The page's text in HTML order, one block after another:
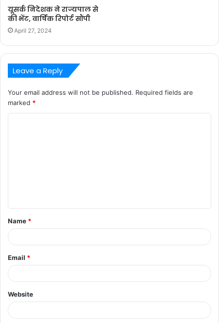
यूसर्क निदेशक ने राज्यपाल से
की भेंट, वार्षिक रिपोर्ट सौंपी
April 27, 2024
Leave a Reply
Your email address will not be published. Required fields are
marked *
t
*
Name *
Email *
Website